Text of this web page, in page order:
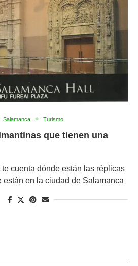
Salamanca Turismo
que tienen una
cuenta dónde están las réplicas
están en la ciudad de Salamanca